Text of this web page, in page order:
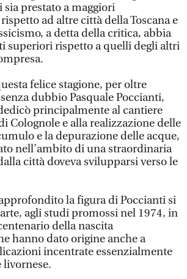
prestato a maggiori
ad altre città della Toscana e
a detta della critica, abbia
superiori rispetto a quelli degli altri
felice stagione, per oltre
dubbio Pasquale Poccianti,
principalmente al cantiere
Colognole e alla realizzazione delle
e la depurazione delle acque,
nell’ambito di una straordinaria
città doveva svilupparsi verso le
la figura di Poccianti si
agli studi promossi nel 1974, in
della nascita
hanno dato origine anche a
incentrate essenzialmente